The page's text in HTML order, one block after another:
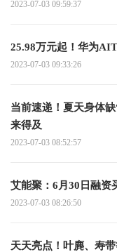
2023-07-03 09:59:37
25.98万元起！华为
2023-07-03 09:33:26
当前速递！夏天身体
来得及
2023-07-03 08:52:57
艾能聚：6月30日融资
2023-07-03 08:26:50
天天亮点！叶麂、寿